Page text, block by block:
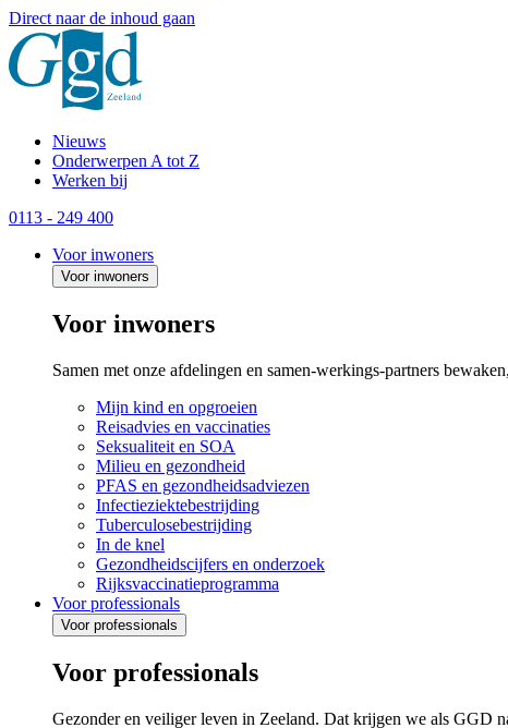
Direct naar de inhoud gaan
Nieuws
Onderwerpen A tot Z
Werken bij
0113 - 249 400
Voor inwoners
Voor inwoners
Voor inwoners
Samen met onze afdelingen en samen-werkings-partners
Mijn kind en opgroeien
Reisadvies en vaccinaties
Seksualiteit en SOA
Milieu en gezondheid
PFAS en gezondheidsadviezen
Infectieziektebestrijding
Tuberculosebestrijding
In de knel
Gezondheidscijfers en onderzoek
Rijksvaccinatieprogramma
Voor professionals
Voor professionals
Voor professionals
Gezonder en veiliger leven in Zeeland. Dat krijgen we als GGD